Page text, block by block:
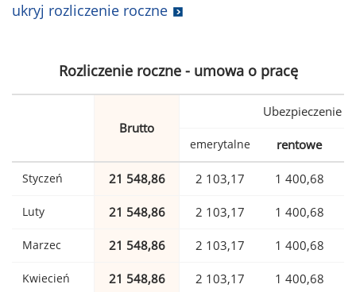
ukryj rozliczenie roczne
Rozliczenie roczne - umowa o pracę
Brutto
Ubezpieczenie
emerytalne rentowe
Styczeń 21 548,86 2 103,17 1 400,68
Luty 21 548,86 2 103,17 1 400,68
Marzec 21 548,86 2 103,17 1 400,68
Kwiecień 21 548,86 2 103,17 1 400,68